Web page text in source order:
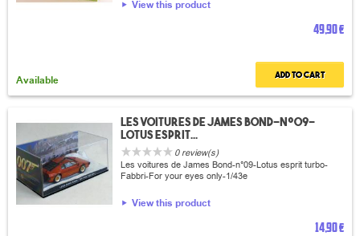
View this product
49,90 €
Available Add to cart
Les voitures de James Bond-n°09-
Lotus esprit...
0 review(s)
Les voitures de James Bond-n°09-Lotus esprit turbo-
Fabbri-For your eyes only-1/43e
View this product
14,90 €